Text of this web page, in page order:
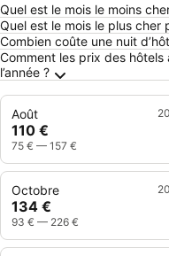
Questions
Quel est le mois le moins
Quel est le mois le plus cher
Combien coûte une nuit
Comment les prix des
l’année ?
Août
110 €
75 € — 157 €
Octobre
134 €
93 € — 226 €